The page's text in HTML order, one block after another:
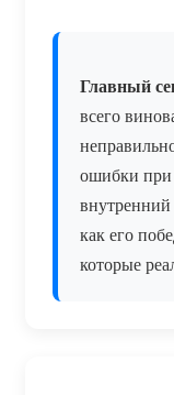
Главный
всего
ошибки при
как его
которые